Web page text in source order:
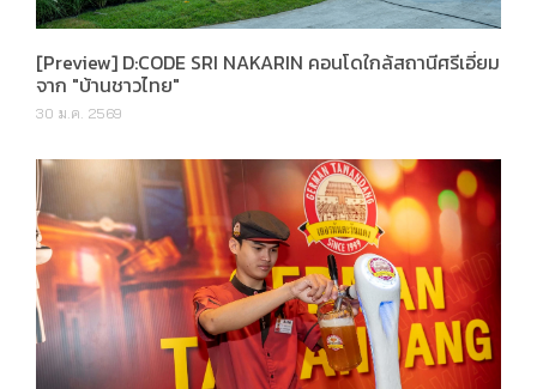
[Preview] D:CODE SRI NAKARIN คอนโดใกล้สถานีศรีเอี่ยม
จาก "บ้านชาวไทย"
30 ม.ค. 2569